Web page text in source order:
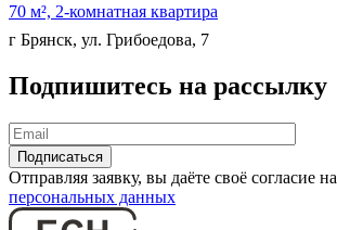
70 м², 2-комнатная квартира
г Брянск, ул. Грибоедова, 7
Подпишитесь на рассылку
Отправляя заявку, вы даёте своё согласие на
персональных данных